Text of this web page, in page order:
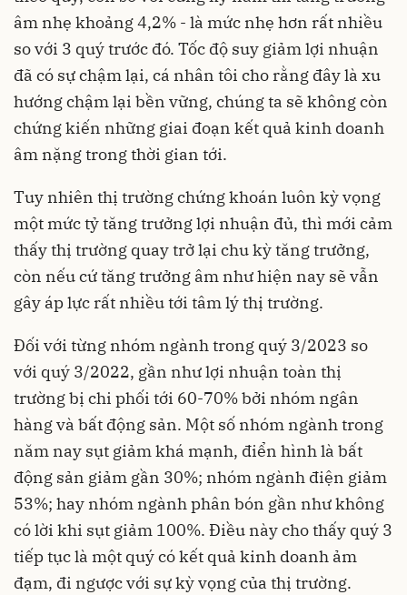
âm nhẹ khoảng 4,2% - là mức nhẹ hơn rất nhiều
so với 3 quý trước đó. Tốc độ suy giảm lợi nhuận
đã có sự chậm lại, cá nhân tôi cho rằng đây là xu
hướng chậm lại bền vững, chúng ta sẽ không còn
chứng kiến những giai đoạn kết quả kinh doanh
âm nặng trong thời gian tới.
Tuy nhiên thị trường chứng khoán luôn kỳ vọng
một mức tỷ tăng trưởng lợi nhuận đủ, thì mới cảm
thấy thị trường quay trở lại chu kỳ tăng trưởng,
còn nếu cứ tăng trưởng âm như hiện nay sẽ vẫn
gây áp lực rất nhiều tới tâm lý thị trường.
Đối với từng nhóm ngành trong quý 3/2023 so
với quý 3/2022, gần như lợi nhuận toàn thị
trường bị chi phối tới 60-70% bởi nhóm ngân
hàng và bất động sản. Một số nhóm ngành trong
năm nay sụt giảm khá mạnh, điển hình là bất
động sản giảm gần 30%; nhóm ngành điện giảm
53%; hay nhóm ngành phân bón gần như không
có lời khi sụt giảm 100%. Điều này cho thấy quý 3
tiếp tục là một quý có kết quả kinh doanh ảm
đạm, đi ngược với sự kỳ vọng của thị trường.